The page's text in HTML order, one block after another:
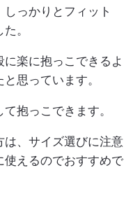
っかりとフィット
。
楽に抱っこできるよ
思っています。
抱っこできます。
は、サイズ選びに注意
使えるのでおすすめで